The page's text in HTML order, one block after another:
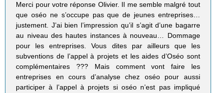
Merci pour votre réponse Olivier. Il me semble malgré tout
que oséo ne s’occupe pas que de jeunes entreprises…
justement. J’ai bien l’impression qu’il s’agit d’une bagarre
au niveau des hautes instances à nouveau… Dommage
pour les entreprises. Vous dites par ailleurs que les
subventions de l’appel à projets et les aides d’Oséo sont
complémentaires ??? Mais comment vont faire les
entreprises en cours d’analyse chez oséo pour aussi
participer à l’appel à projets si oséo n’est pas impliqué